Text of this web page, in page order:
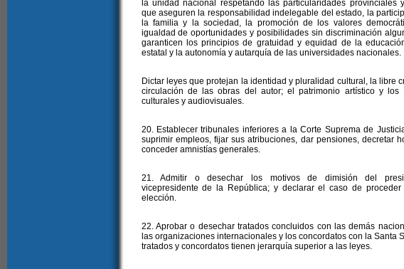
la unidad nacional respetando las particularidades provinciales
que aseguren la responsabilidad indelegable del estado, la
la familia y la sociedad, la promoción de los valores
igualdad de oportunidades y posibilidades sin discriminación
garanticen los principios de gratuidad y equidad de la
estatal y la autonomía y autarquía de las universidades nacionales.
Dictar leyes que protejan la identidad y pluralidad cultural, la libre
circulación de las obras del autor; el patrimonio artístico y los
culturales y audiovisuales.
20. Establecer tribunales inferiores a la Corte Suprema de
suprimir empleos, fijar sus atribuciones, dar pensiones, decretar
conceder amnistías generales.
21. Admitir o desechar los motivos de dimisión del
vicepresidente de la República; y declarar el caso de
elección.
22. Aprobar o desechar tratados concluidos con las demás
las organizaciones internacionales y los concordatos con la Santa
tratados y concordatos tienen jerarquía superior a las leyes.